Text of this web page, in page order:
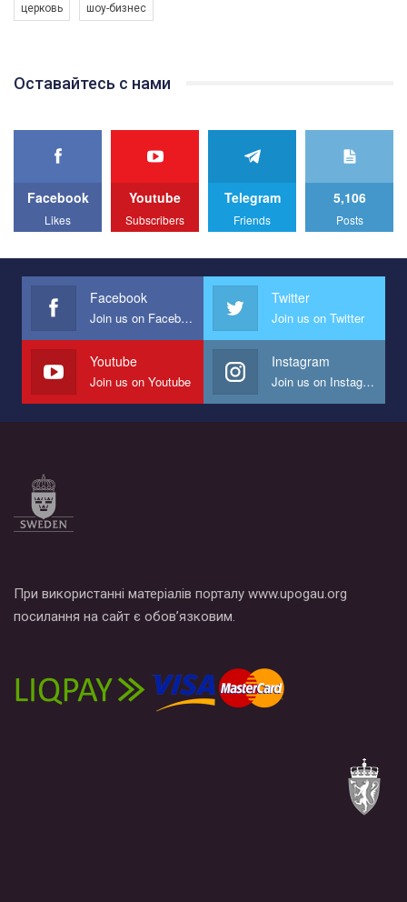
Якщо ти хочеш підтримати нас - просто натисни "лайк" під
best video, representing programme for the development of
We appeal to your support and ask to help us implement our plan
All you have to do is to press "Like" below the video.
Эмоционально сильный ролик от команды "Гей-альянс
представляющий программу развития организации.
Мы просим вас поддержать нас и помочь нам реализовать
наш план по борьбе с насилием и дискриминацией на почве
СОГИ в Украине.
Все, что вам нужно сделать - это зайти на наш канал YouTube
церковь шоу-бизнес
Оставайтесь с нами
Facebook
Likes
Youtube
Subscribers
Telegram
Friends
5,106
Posts
Facebook
Join us on Facebook
Twitter
Join us on Twitter
Youtube
Join us on Youtube
Instagram
Join us on Instagram
При використанні матеріалів порталу www.upogau.org
посилання на сайт є обов’язковим.